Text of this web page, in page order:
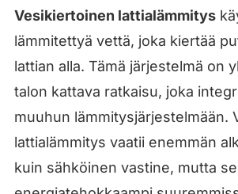
Vesikiertoinen lattialämmitys
lämmitettyä vettä, joka kiertää
lattian alla. Tämä järjestelmä on
talon kattava ratkaisu, joka
muuhun lämmitysjärjestelmään.
lattialämmitys vaatii enemmän
kuin sähköinen vastine, mutta